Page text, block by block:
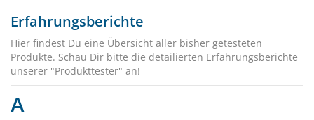
Erfahrungsberichte
Hier findest Du eine Übersicht aller bisher getesteten
Produkte. Schau Dir bitte die detailierten Erfahrungsberichte
unserer "Produkttester" an!
A